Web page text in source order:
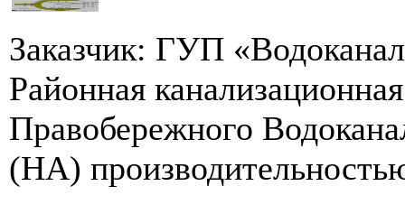
Заказчик: ГУП
Районная
Правобережного
(НА)